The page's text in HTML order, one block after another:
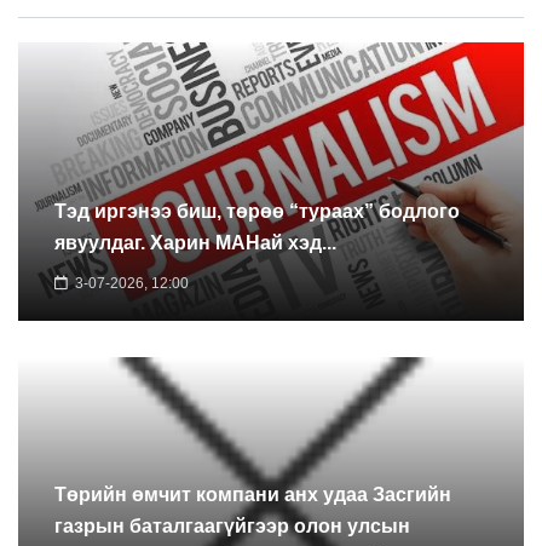
Тэд иргэнээ биш, төрөө “тураах” бодлого
явуулдаг. Харин МАНай хэд...
3-07-2026, 12:00
Төрийн өмчит компани анх удаа Засгийн
газрын баталгаагүйгээр олон улсын